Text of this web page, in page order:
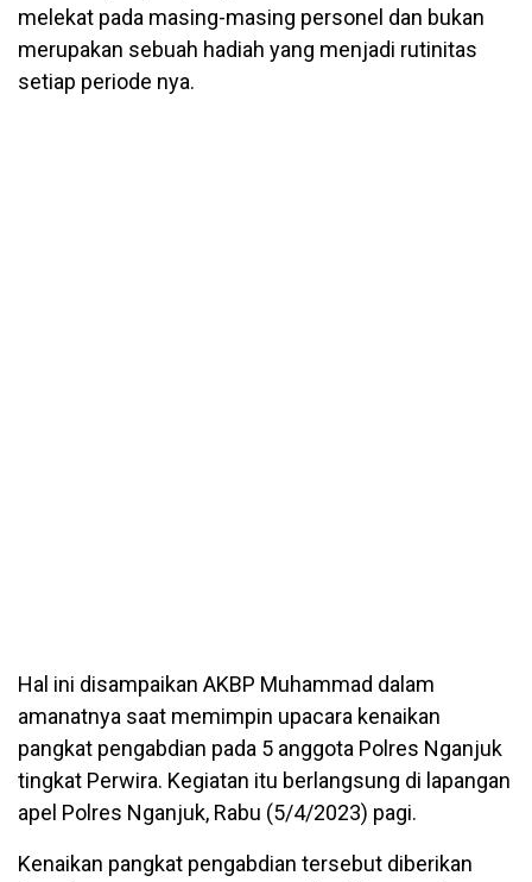
melekat pada masing-masing personel dan bukan
merupakan sebuah hadiah yang menjadi rutinitas
setiap periode nya.
Hal ini disampaikan AKBP Muhammad dalam
amanatnya saat memimpin upacara kenaikan
pangkat pengabdian pada 5 anggota Polres Nganjuk
tingkat Perwira. Kegiatan itu berlangsung di lapangan
apel Polres Nganjuk, Rabu (5/4/2023) pagi.
Kenaikan pangkat pengabdian tersebut diberikan